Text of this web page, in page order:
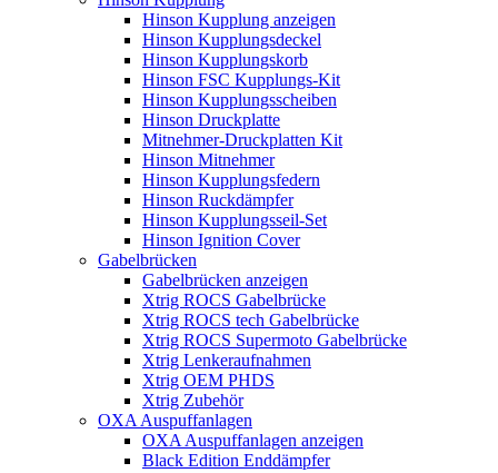
Hinson Kupplung anzeigen
Hinson Kupplungsdeckel
Hinson Kupplungskorb
Hinson FSC Kupplungs-Kit
Hinson Kupplungsscheiben
Hinson Druckplatte
Mitnehmer-Druckplatten Kit
Hinson Mitnehmer
Hinson Kupplungsfedern
Hinson Ruckdämpfer
Hinson Kupplungsseil-Set
Hinson Ignition Cover
Gabelbrücken
Gabelbrücken anzeigen
Xtrig ROCS Gabelbrücke
Xtrig ROCS tech Gabelbrücke
Xtrig ROCS Supermoto Gabelbrücke
Xtrig Lenkeraufnahmen
Xtrig OEM PHDS
Xtrig Zubehör
OXA Auspuffanlagen
OXA Auspuffanlagen anzeigen
Black Edition Enddämpfer